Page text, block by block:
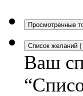
Просмотренные
Список желаний (
Ваш